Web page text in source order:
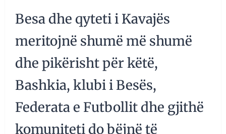
Besa dhe qyteti i Kavajës
meritojnë shumë më shumë
dhe pikërisht për këtë,
Bashkia, klubi i Besës,
Federata e Futbollit dhe gjithë
komuniteti do bëjnë të